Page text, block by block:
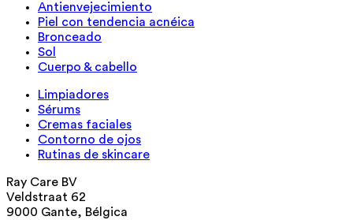
Antienvejecimiento
Piel con tendencia acnéica
Bronceado
Sol
Cuerpo & cabello
Limpiadores
Sérums
Cremas faciales
Contorno de ojos
Rutinas de skincare
Ray Care BV
Veldstraat 62
9000 Gante, Bélgica